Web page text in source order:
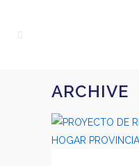
ARCHIVE